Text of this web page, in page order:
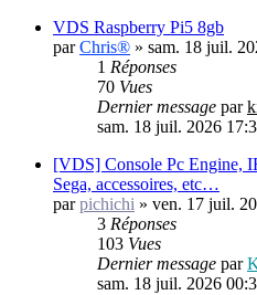
VDS Raspberry Pi5 8gb
parChris® » sam. 18 juil.
1 Réponses
70 Vues
Dernier message par
sam. 18 juil. 2026
[VDS] Console Pc Engine,
Sega, accessoires, etc…
parpichichi » ven. 17 juil.
3 Réponses
103 Vues
Dernier message par
sam. 18 juil. 2026